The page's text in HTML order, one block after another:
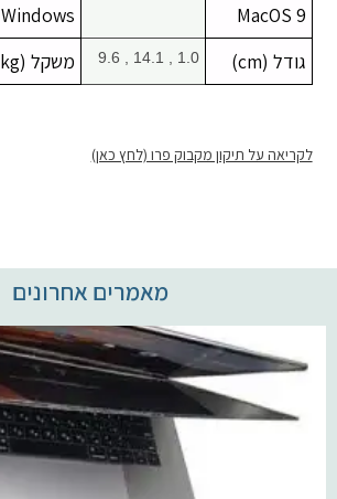
MacOS 9
Windows
גודל (cm)
1.0 , 14.1 , 9.6 משקל (kg)
לקריאה על תיקון מקבוק פרו (לחץ כאן)
מאמרים אחרונים